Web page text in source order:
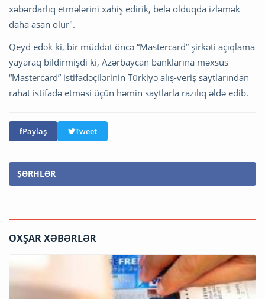
xəbərdarlıq etmələrini xahiş edirik, belə olduqda izləmək
daha asan olur".
Qeyd edək ki, bir müddət öncə “Mastercard” şirkəti açıqlama
yayaraq bildirmişdi ki, Azərbaycan banklarına məxsus
“Mastercard” istifadəçilərinin Türkiyə alış-veriş saytlarından
rahat istifadə etməsi üçün həmin saytlarla razılıq əldə edib.
Paylaş Tweet
ŞƏRHLƏR
OXŞAR XƏBƏRLƏR